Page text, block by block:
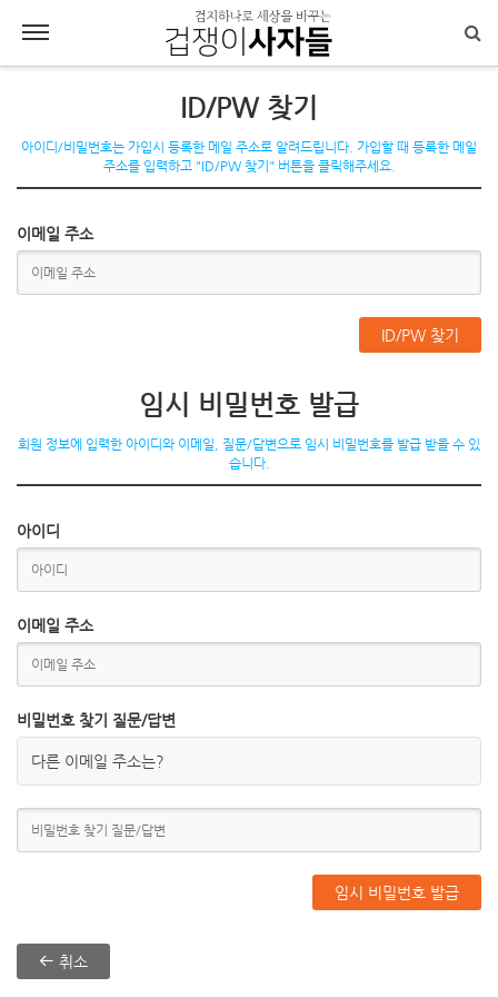
ID/PW 찾기
아이디/비밀번호는 가입시 등록한 메일 주소로 알려드립니다. 가입할 때 등록한 메일
주소를 입력하고 "ID/PW 찾기" 버튼을 클릭해주세요.
이메일 주소
임시 비밀번호 발급
회원 정보에 입력한 아이디와 이메일, 질문/답변으로 임시 비밀번호를 발급 받을 수 있
습니다.
아이디
이메일 주소
비밀번호 찾기 질문/답변
다른 이메일 주소는?
취소